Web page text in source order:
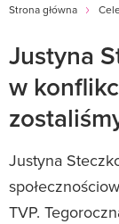
Strona główna
Justyna
w
Justyna
TVP.